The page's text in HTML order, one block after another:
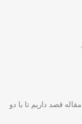
قصد داریم تا با دو